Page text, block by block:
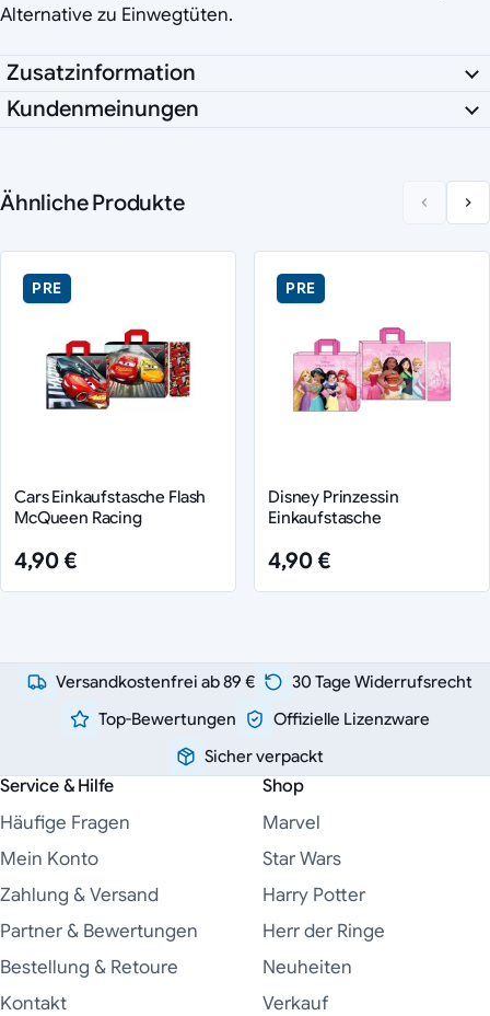
Alternative zu Einwegtüten.
Zusatzinformation
Kundenmeinungen
Ähnliche Produkte
PRE
Cars Einkaufstasche Flash
McQueen Racing
4,90 €
PRE
Disney Prinzessin
Einkaufstasche
4,90 €
Versandkostenfrei ab 89 €
30 Tage Widerrufsrecht
Top-Bewertungen
Offizielle Lizenzware
Sicher verpackt
Service & Hilfe
Häufige Fragen
Mein Konto
Zahlung & Versand
Partner & Bewertungen
Bestellung & Retoure
Kontakt
Shop
Marvel
Star Wars
Harry Potter
Herr der Ringe
Neuheiten
Verkauf